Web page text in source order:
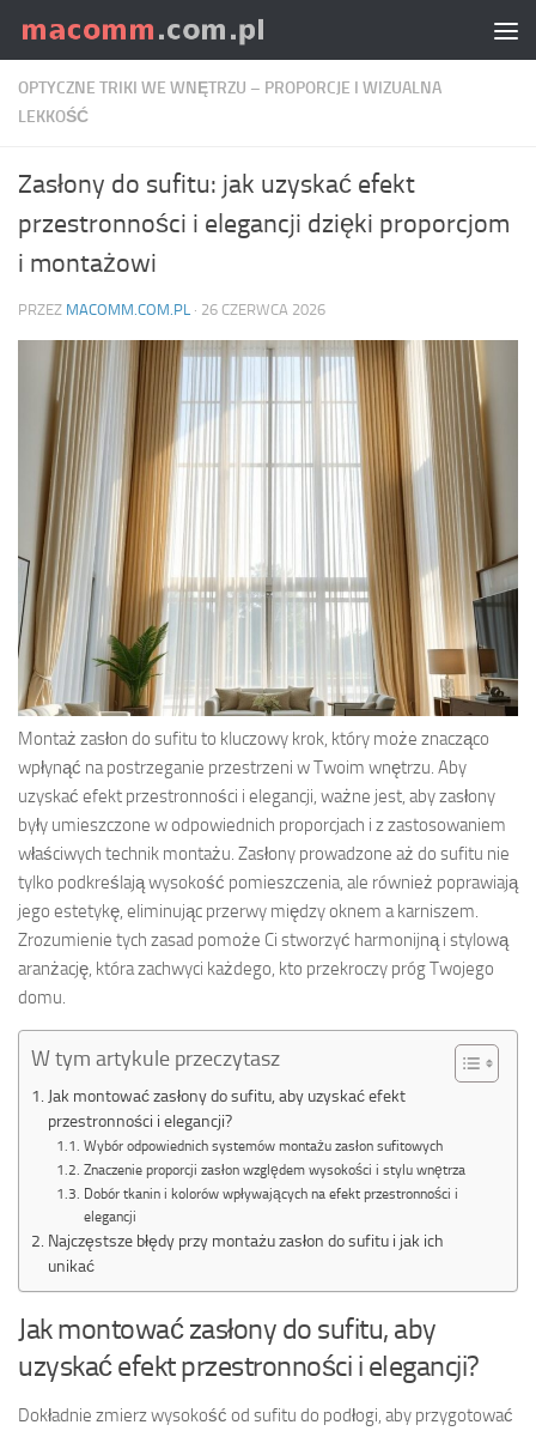
Skip to content
OPTYCZNE TRIKI WE WNĘTRZU – PROPORCJE I WIZUALNA
LEKKOŚĆ
Zasłony do sufitu: jak uzyskać efekt
przestronności i elegancji dzięki proporcjom
i montażowi
PRZEZ MACOMM.COM.PL · 26 CZERWCA 2026
Montaż zasłon do sufitu to kluczowy krok, który może znacząco
wpłynąć na postrzeganie przestrzeni w Twoim wnętrzu. Aby
uzyskać efekt przestronności i elegancji, ważne jest, aby zasłony
były umieszczone w odpowiednich proporcjach i z zastosowaniem
właściwych technik montażu. Zasłony prowadzone aż do sufitu nie
tylko podkreślają wysokość pomieszczenia, ale również poprawiają
jego estetykę, eliminując przerwy między oknem a karniszem.
Zrozumienie tych zasad pomoże Ci stworzyć harmonijną i stylową
aranżację, która zachwyci każdego, kto przekroczy próg Twojego
domu.
W tym artykule przeczytasz
Jak montować zasłony do sufitu, aby uzyskać efekt
przestronności i elegancji?
Wybór odpowiednich systemów montażu zasłon sufitowych
Znaczenie proporcji zasłon względem wysokości i stylu wnętrza
Dobór tkanin i kolorów wpływających na efekt przestronności i
elegancji
Najczęstsze błędy przy montażu zasłon do sufitu i jak ich
unikać
Jak montować zasłony do sufitu, aby
uzyskać efekt przestronności i elegancji?
Dokładnie zmierz wysokość od sufitu do podłogi, aby przygotować